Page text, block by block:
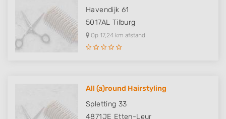
Havendijk 61
5017AL Tilburg
Op 17,24 km afstand
All (a)round Hairstyling
Spletting 33
4871JE Etten-Leur